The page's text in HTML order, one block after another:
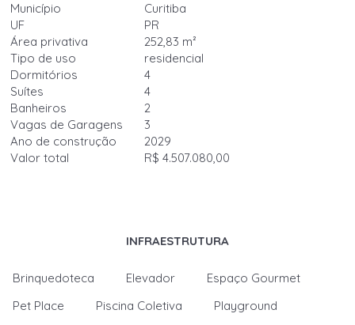
Município
Curitiba
UF
PR
Área privativa
252,83 m²
Tipo de uso
residencial
Dormitórios
4
Suítes
4
Banheiros
2
Vagas de Garagens
3
Ano de construção
2029
Valor total
R$ 4.507.080,00
INFRAESTRUTURA
Brinquedoteca Elevador
Espaço Gourmet
Pet Place
Piscina Coletiva
Playground